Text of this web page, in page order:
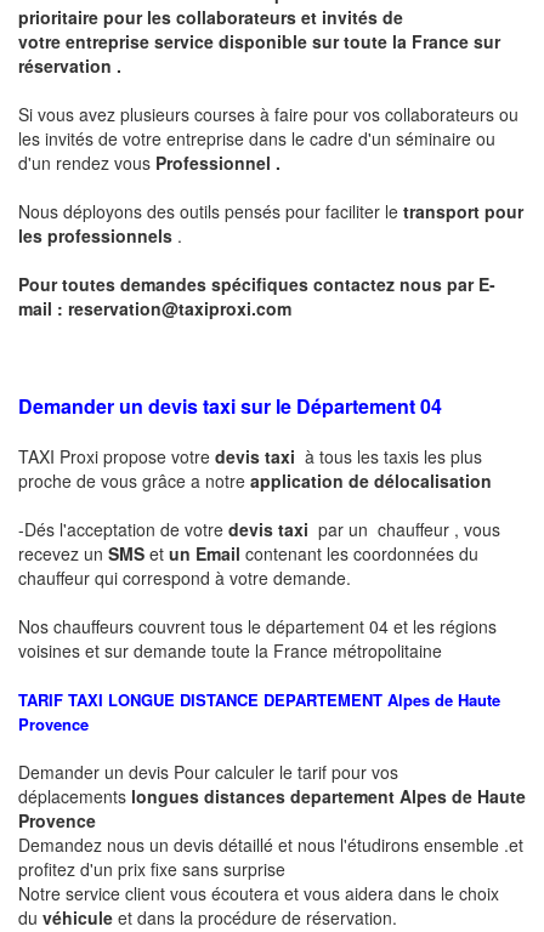
prioritaire pour les collaborateurs et invités de
votre entreprise service disponible sur toute la France sur
réservation .
Si vous avez plusieurs courses à faire pour vos collaborateurs ou
les invités de votre entreprise dans le cadre d'un séminaire ou
d'un rendez vous Professionnel .
Nous déployons des outils pensés pour faciliter le transport pour
les professionnels .
Pour toutes demandes spécifiques contactez nous par E-
mail : reservation@taxiproxi.com
Demander un devis taxi sur le Département 04
TAXI Proxi propose votre devis taxi à tous les taxis les plus
proche de vous grâce a notre application de délocalisation
-Dés l'acceptation de votre devis taxi par un chauffeur , vous
recevez un SMS et un Email contenant les coordonnées du
chauffeur qui correspond à votre demande.
Nos chauffeurs couvrent tous le département 04 et les régions
voisines et sur demande toute la France métropolitaine
TARIF TAXI LONGUE DISTANCE DEPARTEMENT Alpes de Haute
Provence
Demander un devis Pour calculer le tarif pour vos
déplacements longues distances departement Alpes de Haute
Provence
Demandez nous un devis détaillé et nous l'étudirons ensemble .et
profitez d'un prix fixe sans surprise
Notre service client vous écoutera et vous aidera dans le choix
du véhicule et dans la procédure de réservation.